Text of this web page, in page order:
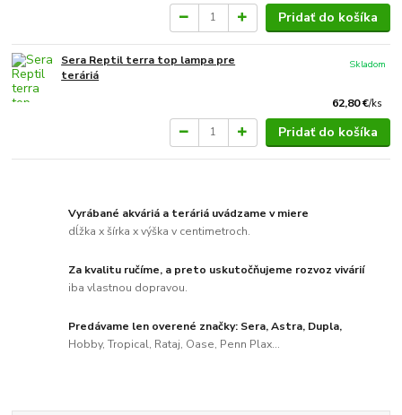
Pridať do košíka
Sera Reptil terra top lampa pre
teráriá
62,80 €/ks
Skladom
Pridať do košíka
Vyrábané akváriá a teráriá uvádzame v miere
dĺžka x šírka x výška v centimetroch.
Za kvalitu ručíme, a preto uskutočňujeme rozvoz vivárií
iba vlastnou dopravou.
Predávame len overené značky: Sera, Astra, Dupla,
Hobby, Tropical, Rataj, Oase, Penn Plax...